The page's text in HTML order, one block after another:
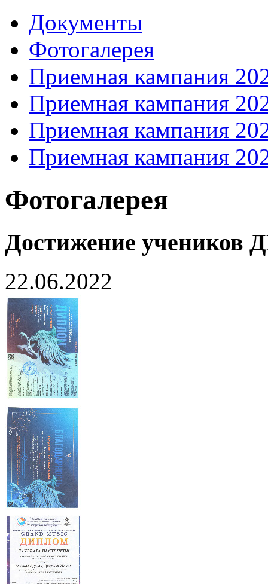
Документы
Фотогалерея
Приемная кампания
Приемная кампания
Приемная кампания
Приемная кампания
Фотогалерея
Достижение
22.06.2022